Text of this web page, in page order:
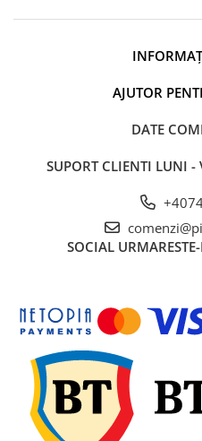
Cabluri
Frane Hidraulice
Furtune Frână
Sistem "R"
Teacă Cablu
Sistem Schimbare Viteze
Accesorii Sistem Schimbător
Capeți Cablu
AJUTOR
DATE
SUPORT CLIENTI LUNI -
SOCIAL